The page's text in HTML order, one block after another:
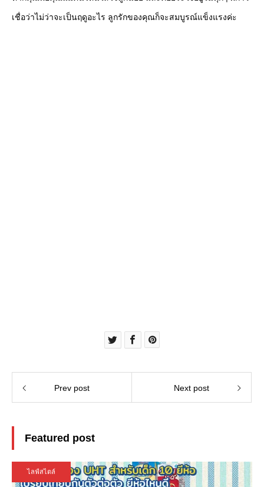
เชื่อว่าไม่ว่าจะเป็นฤดูอะไร ลูกรักของคุณก็จะสมบูรณ์แข็งแรงค่ะ
Prev post Next post
Featured post
ไลฟ์สไตล์